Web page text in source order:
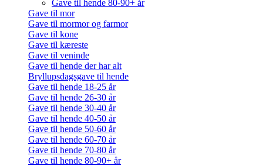
Gave til hende 80-90+ år
Gave til mor
Gave til mormor og farmor
Gave til kone
Gave til kæreste
Gave til veninde
Gave til hende der har alt
Bryllupsdagsgave til hende
Gave til hende 18-25 år
Gave til hende 26-30 år
Gave til hende 30-40 år
Gave til hende 40-50 år
Gave til hende 50-60 år
Gave til hende 60-70 år
Gave til hende 70-80 år
Gave til hende 80-90+ år